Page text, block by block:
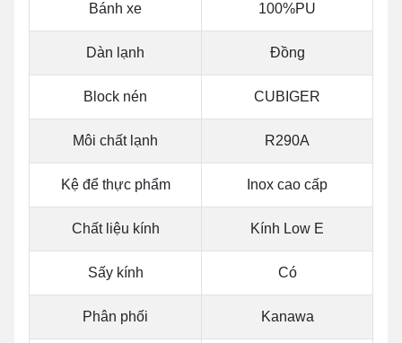
Bánh xe 100%PU
Dàn lạnh Đồng
Block nén CUBIGER
Môi chất lạnh R290A
Kệ để thực phẩm Inox cao cấp
Chất liệu kính Kính Low E
Sấy kính Có
Phân phối Kanawa